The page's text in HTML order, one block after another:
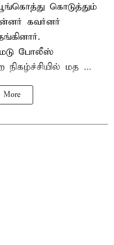
கொடுத்தும்
கவர்னர்
போலீஸ்
மத ...
More